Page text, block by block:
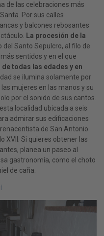
de las celebraciones más
Por sus calles
y balcones rebosantes
La procesión de la
del Santo Sepulcro, al filo de
sentidos y en el que
todas las edades y en
se ilumina solamente por
mujeres en las manos y su
por el sonido de sus cantos.
localidad ubicada a seis
admirar sus edificaciones
de San Antonio
XVII. Si quieres obtener las
planea un paseo al
gastronomía, como el choto
de caña.